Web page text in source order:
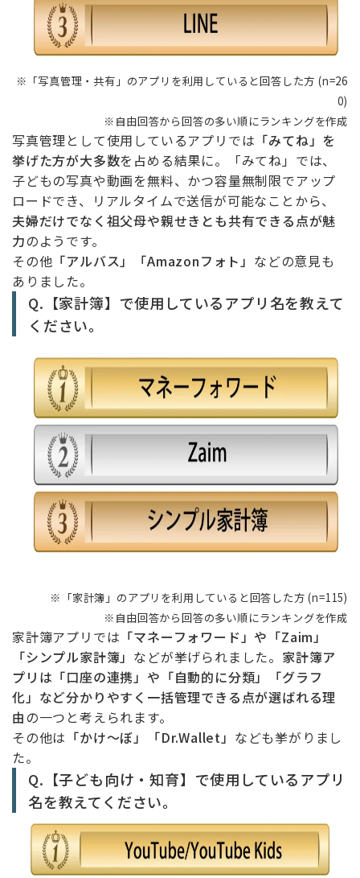
※「写真管理・共有」のアプリを利用していると回答した方 (n=26
0)
※自由回答から回答の多い順にランキングを作成
写真管理として使用しているアプリでは 「みてね」を
挙げた方が大多数を占める結果に。「みてね」では、
子どもの写真や動画を無料、かつ容量無制限でアップ
ロードでき、リアルタイムで送信が可能なことから、
夫婦だけでなく祖父母や親せきとも共有できる点が魅
力のようです。
その他 「アルバス」「Amazonフォト」 などの意見も
ありました。
Q.【家計簿】で使用しているアプリ名を教えて
ください。
※「家計簿」のアプリを利用していると回答した方 (n=115)
※自由回答から回答の多い順にランキングを作成
家計簿アプリでは 「マネーフォワード」や「Zaim」
「シンプル家計簿」 などが挙げられました。 家計簿ア
プリは「口座の連携」や「自動的に分類」「グラフ
化」など分かりやすく一括管理できる点が選ばれる理
由の一つと考えられます。
その他は 「かけ～ぼ」「Dr.Wallet」 なども挙がりまし
た。
Q.【子ども向け・知育】で使用しているアプリ
名を教えてください。